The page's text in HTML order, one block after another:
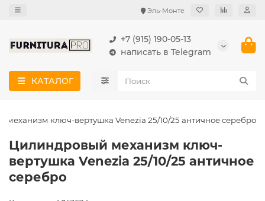
Эль-Монте
+7 (915) 190-05-13
написать в Telegram
КАТАЛОГ
механизм ключ-вертушка Venezia 25/10/25 античное серебро
Цилиндровый механизм ключ-
вертушка Venezia 25/10/25 античное
серебро